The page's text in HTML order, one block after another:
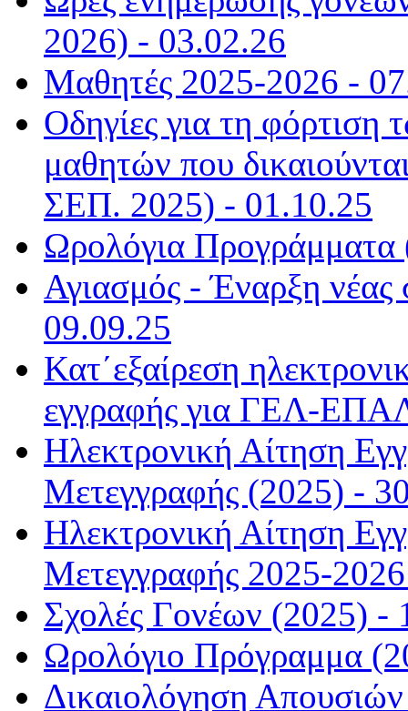
2026) - 03.02.26
Μαθητές 2025-2026 -
Οδηγίες για τη
μαθητών που
ΣΕΠ. 2025) - 01.10.25
Ωρολόγια
Αγιασμός - Έναρξη νέας
09.09.25
Κατ΄εξαίρεση
εγγραφής για ΓΕΛ-
Ηλεκτρονική Αίτηση
Μετεγγραφής (2025) -
Ηλεκτρονική Αίτηση
Μετεγγραφής 2025-
Σχολές Γονέων (2025) -
Ωρολόγιο Πρόγραμμα
Δικαιολόγηση